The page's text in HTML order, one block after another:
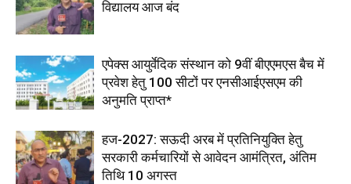
विद्यालय आज बंद
एपेक्स आयुर्वेदिक संस्थान को 9वीं बीएएमएस बैच में
प्रवेश हेतु 100 सीटों पर एनसीआईएसएम की
अनुमति प्राप्त*
हज-2027: सऊदी अरब में प्रतिनियुक्ति हेतु
सरकारी कर्मचारियों से आवेदन आमंत्रित, अंतिम
तिथि 10 अगस्त